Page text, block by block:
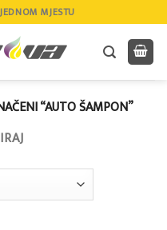
MJESTU
“AUTO ŠAMPON”